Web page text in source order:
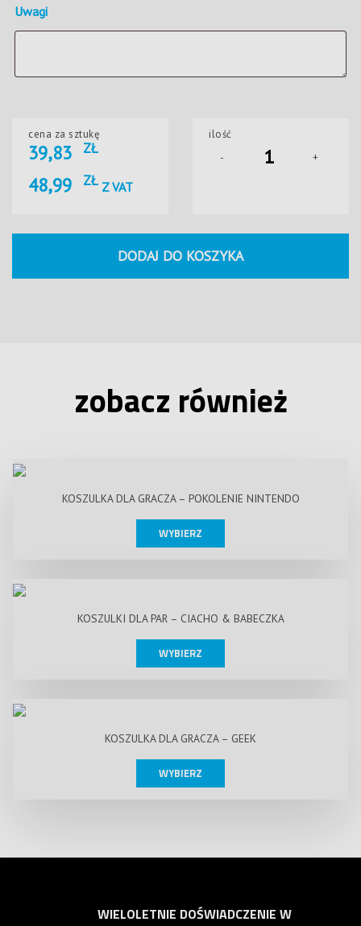
Uwagi
cena za sztukę
39,83 ZŁ
48,99 ZŁ Z VAT
ilość
-
+
DODAJ DO KOSZYKA
zobacz również
KOSZULKA DLA GRACZA – POKOLENIE NINTENDO
WYBIERZ
KOSZULKI DLA PAR – CIACHO & BABECZKA
WYBIERZ
KOSZULKA DLA GRACZA – GEEK
WYBIERZ
WIELOLETNIE DOŚWIADCZENIE W